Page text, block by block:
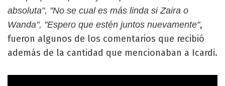
absoluta", "No se cual es más linda si Zaira o
Wanda", "Espero que estén juntos nuevamente",
fueron algunos de los comentarios que recibió
además de la cantidad que mencionaban a Icardi.